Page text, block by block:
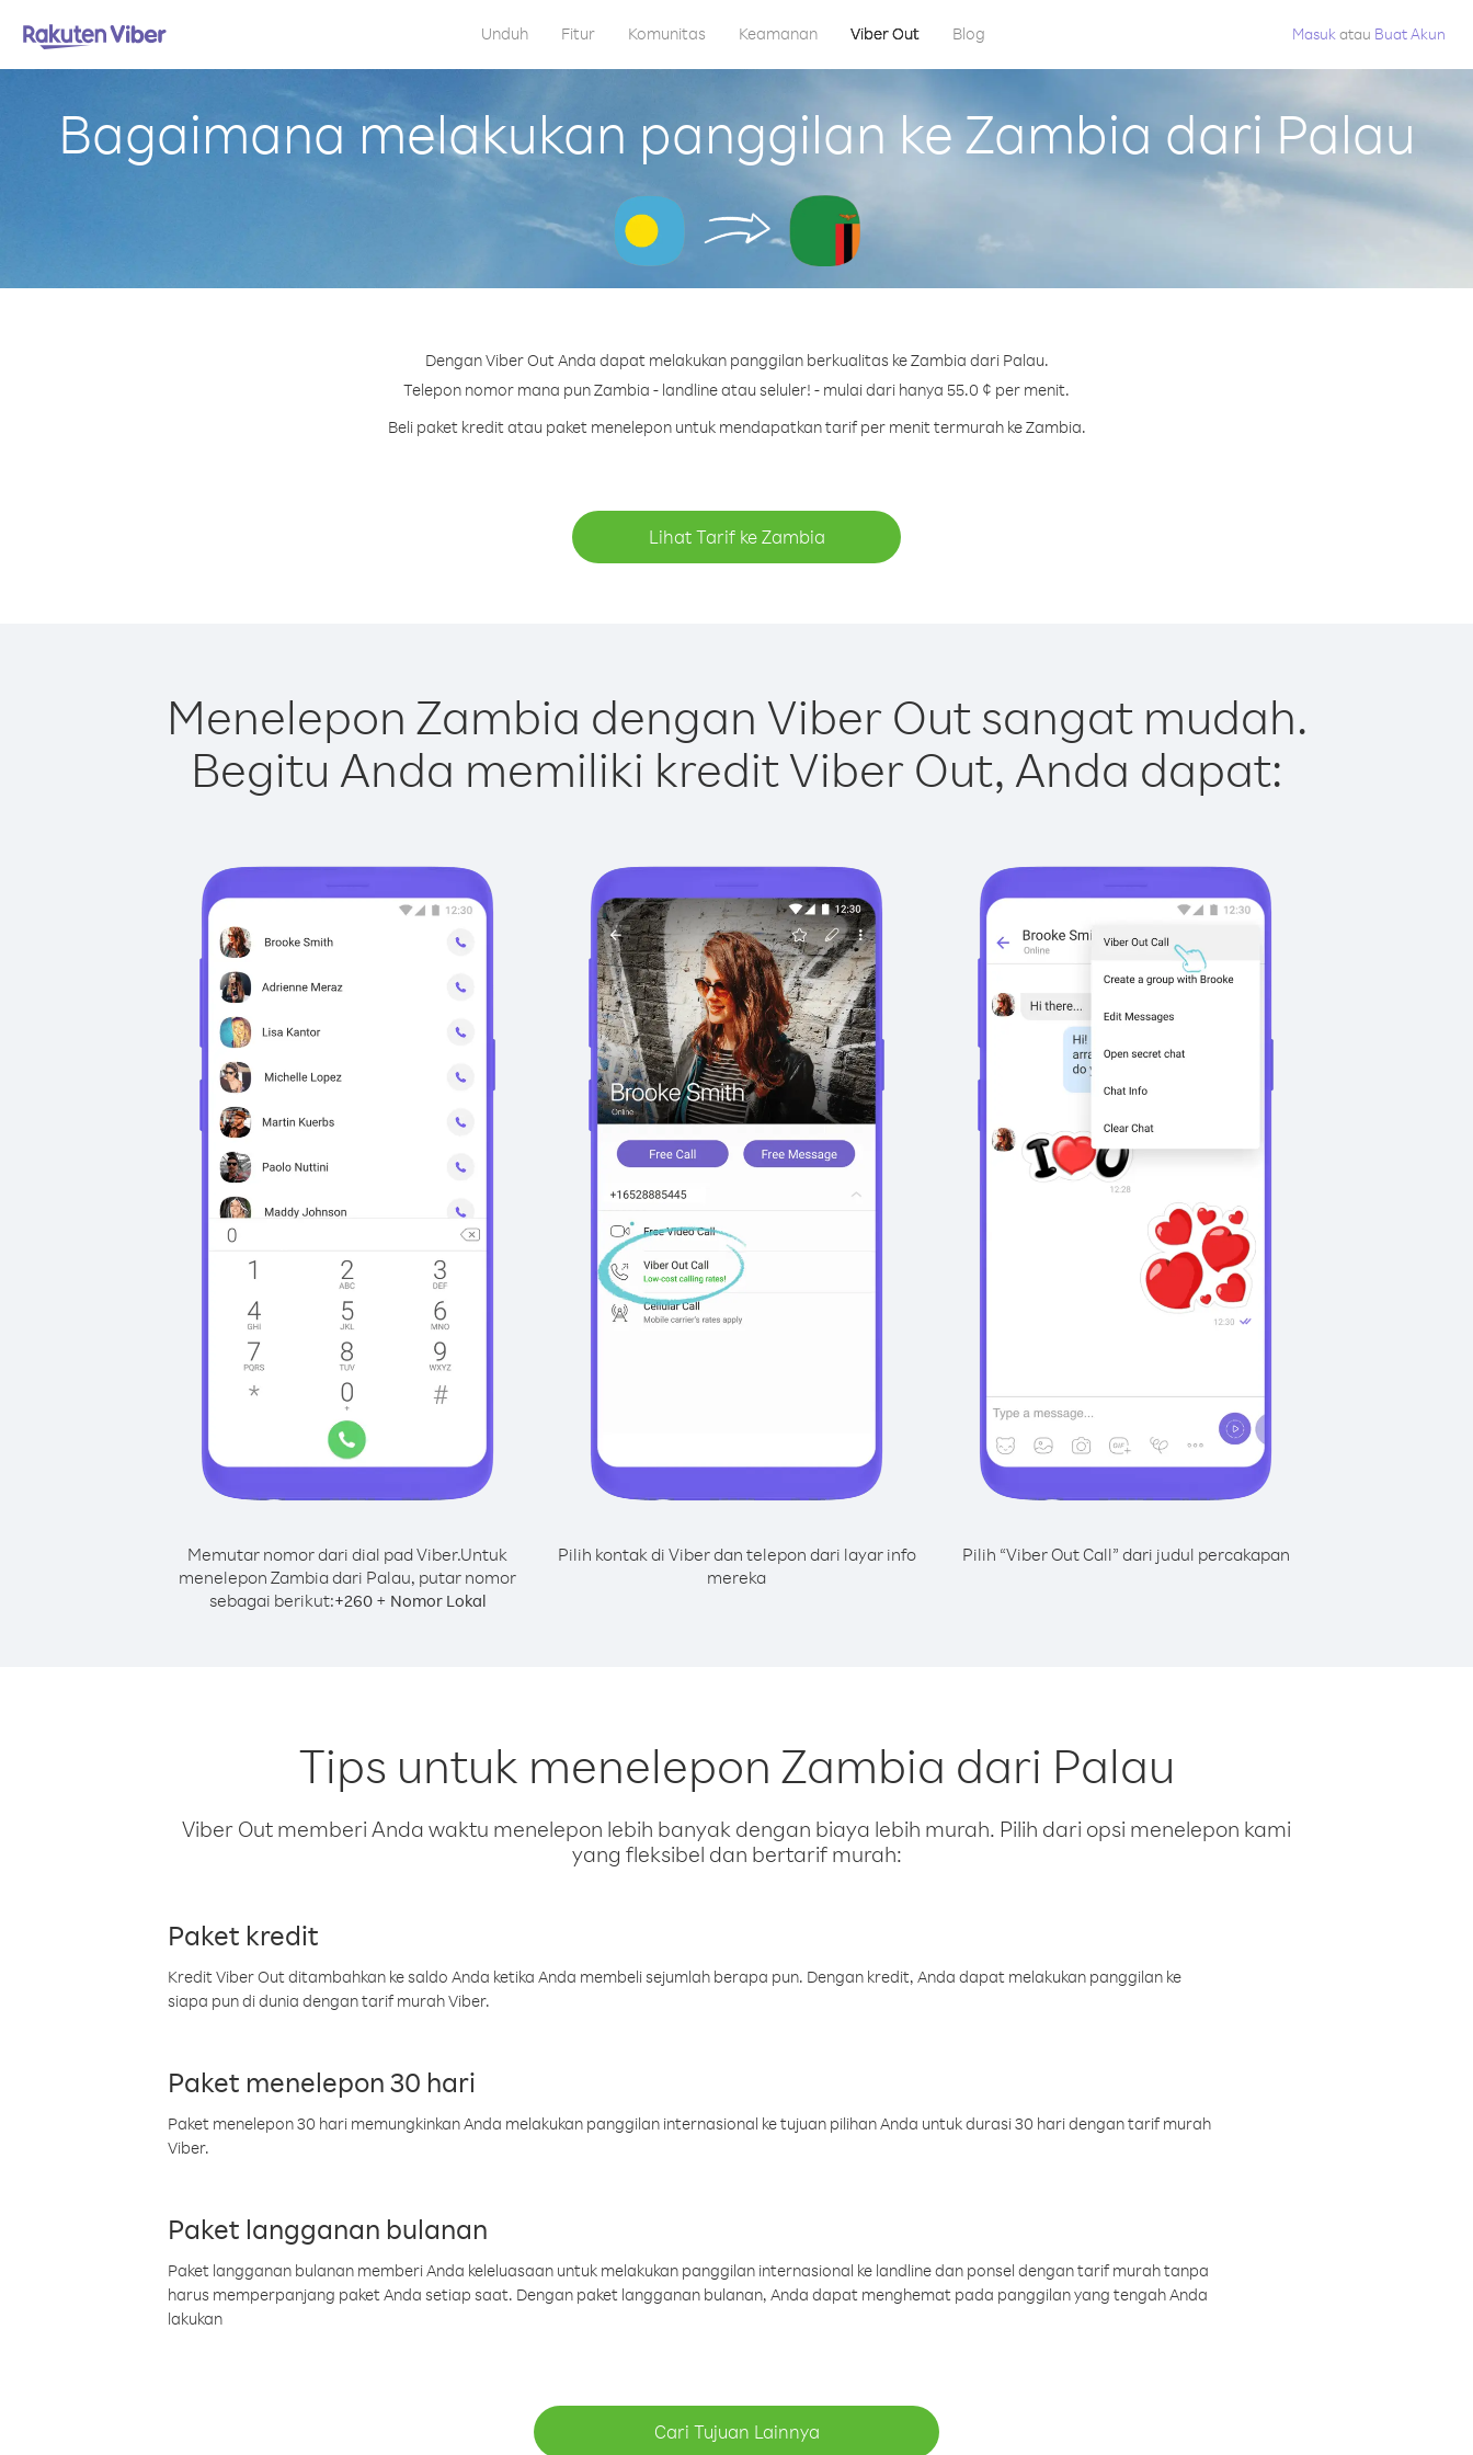
Unduh Fitur Komunitas Keamanan Viber Out Blog Masuk atau Buat Akun
Bagaimana melakukan panggilan ke Zambia dari Palau
Dengan Viber Out Anda dapat melakukan panggilan berkualitas ke Zambia dari Palau.
Telepon nomor mana pun Zambia - landline atau seluler! - mulai dari hanya 55.0 ¢ per menit.
Beli paket kredit atau paket menelepon untuk mendapatkan tarif per menit termurah ke Zambia.
Lihat Tarif ke Zambia
Menelepon Zambia dengan Viber Out sangat mudah.
Begitu Anda memiliki kredit Viber Out, Anda dapat:
Memutar nomor dari dial pad Viber.Untuk
menelepon Zambia dari Palau, putar nomor
sebagai berikut:+260+ Nomor Lokal
Pilih kontak di Viber dan telepon dari layar info
mereka
Pilih “Viber Out Call” dari judul percakapan
Tips untuk menelepon Zambia dari Palau
Viber Out memberi Anda waktu menelepon lebih banyak dengan biaya lebih murah. Pilih dari opsi menelepon kami
yang fleksibel dan bertarif murah:
Paket kredit
Kredit Viber Out ditambahkan ke saldo Anda ketika Anda membeli sejumlah berapa pun. Dengan kredit, Anda dapat melakukan panggilan ke
siapa pun di dunia dengan tarif murah Viber.
Paket menelepon 30 hari
Paket menelepon 30 hari memungkinkan Anda melakukan panggilan internasional ke tujuan pilihan Anda untuk durasi 30 hari dengan tarif murah
Viber.
Paket langganan bulanan
Paket langganan bulanan memberi Anda keleluasaan untuk melakukan panggilan internasional ke landline dan ponsel dengan tarif murah tanpa
harus memperpanjang paket Anda setiap saat. Dengan paket langganan bulanan, Anda dapat menghemat pada panggilan yang tengah Anda
lakukan
Cari Tujuan Lainnya